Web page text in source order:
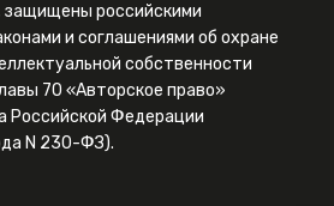
российскими
и соглашениями об охране
собственности
70 «Авторское право»
Российской Федерации
N 230-ФЗ).